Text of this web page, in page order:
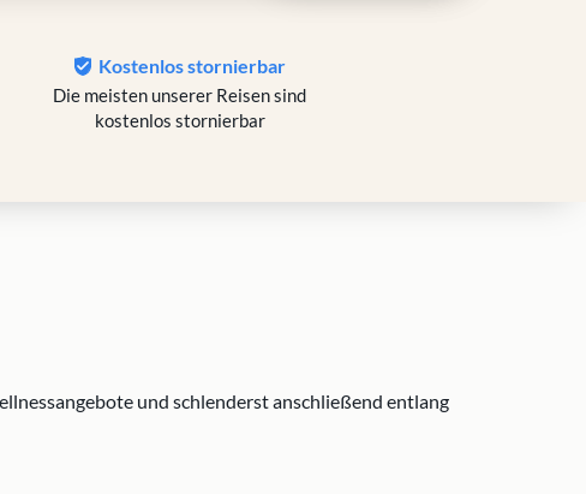
Kostenlos stornierbar
Die meisten unserer Reisen sind
kostenlos stornierbar
und schlenderst anschließend entlang